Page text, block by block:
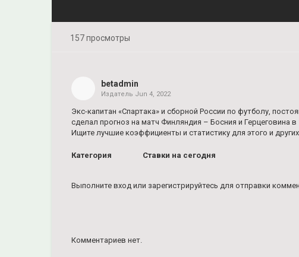
157 просмотры
betadmin
Издатель Jun 4, 2022
Экс-капитан «Спартака» и сборной России по футболу,
сделал прогноз на матч Финляндия – Босния и Герцеговина
Ищите лучшие коэффициенты и статистику для этого и
Категория Ставки на сегодня
Выполните вход или зарегистрируйтесь для отправки
Комментариев нет.